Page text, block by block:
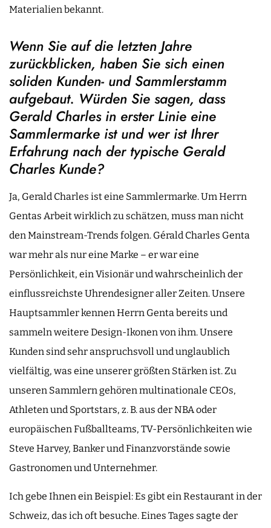
Materialien bekannt.
Wenn Sie auf die letzten Jahre
zurückblicken, haben Sie sich einen
soliden Kunden- und Sammlerstamm
aufgebaut. Würden Sie sagen, dass
Gerald Charles in erster Linie eine
Sammlermarke ist und wer ist Ihrer
Erfahrung nach der typische Gerald
Charles Kunde?
Ja, Gerald Charles ist eine Sammlermarke. Um Herrn
Gentas Arbeit wirklich zu schätzen, muss man nicht
den Mainstream-Trends folgen. Gérald Charles Genta
war mehr als nur eine Marke – er war eine
Persönlichkeit, ein Visionär und wahrscheinlich der
einflussreichste Uhrendesigner aller Zeiten. Unsere
Hauptsammler kennen Herrn Genta bereits und
sammeln weitere Design-Ikonen von ihm. Unsere
Kunden sind sehr anspruchsvoll und unglaublich
vielfältig, was eine unserer größten Stärken ist. Zu
unseren Sammlern gehören multinationale CEOs,
Athleten und Sportstars, z. B. aus der NBA oder
europäischen Fußballteams, TV-Persönlichkeiten wie
Steve Harvey, Banker und Finanzvorstände sowie
Gastronomen und Unternehmer.
Ich gebe Ihnen ein Beispiel: Es gibt ein Restaurant in der
Schweiz, das ich oft besuche. Eines Tages sagte der